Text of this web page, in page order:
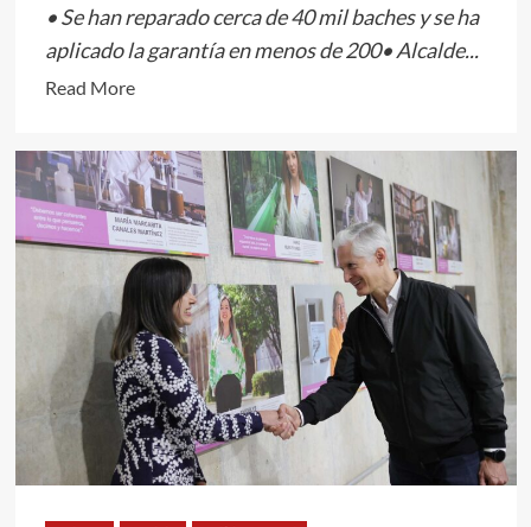
• Se han reparado cerca de 40 mil baches y se ha
aplicado la garantía en menos de 200• Alcalde...
Read MoreRead
about
SISTEMA
DE
BACHEO
EN
TOLUCA
MODERNO,
CON
DURABILIDAD
Y
LA
MÁS